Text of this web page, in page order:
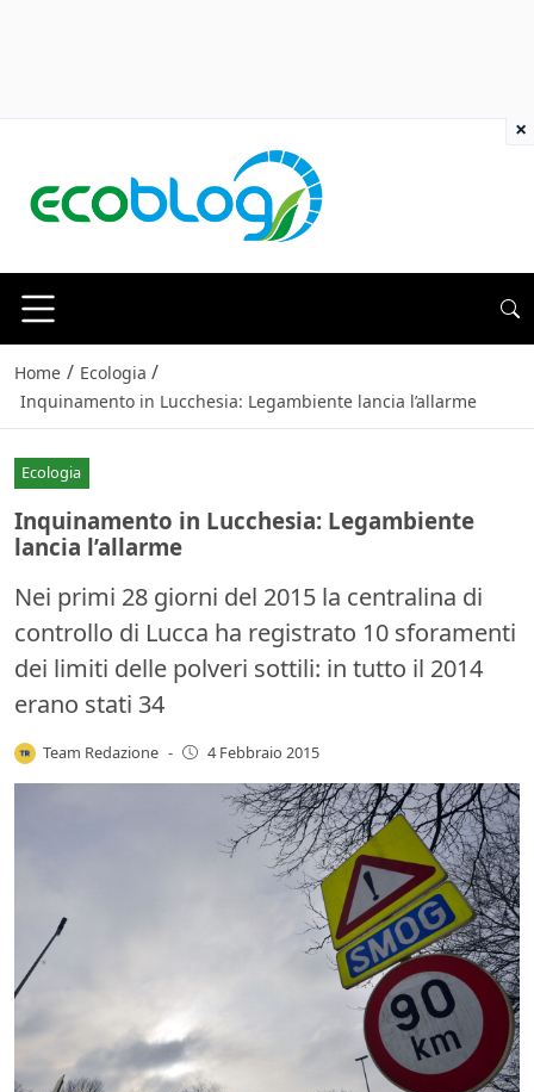
Home / Ecologia /
Inquinamento in Lucchesia: Legambiente lancia l’allarme
Ecologia
Inquinamento in Lucchesia: Legambiente
lancia l’allarme
Nei primi 28 giorni del 2015 la centralina di
controllo di Lucca ha registrato 10 sforamenti
dei limiti delle polveri sottili: in tutto il 2014
erano stati 34
Team Redazione - 4 Febbraio 2015
×